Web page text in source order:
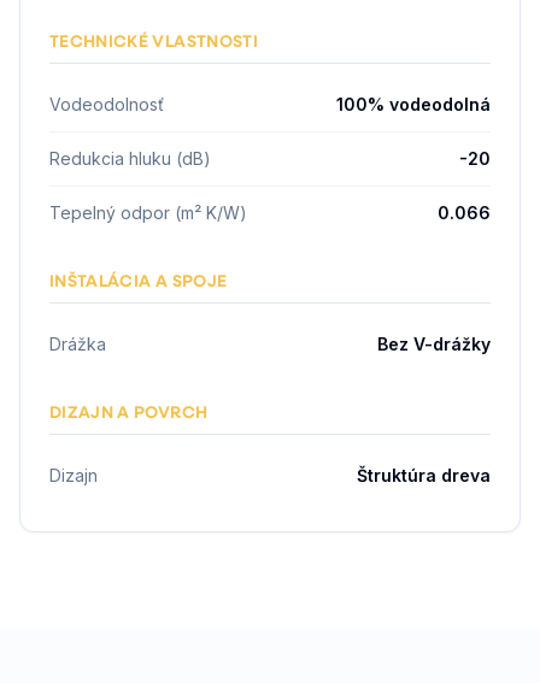
TECHNICKÉ VLASTNOSTI
Vodeodolnosť 100% vodeodolná
Redukcia hluku (dB) -20
Tepelný odpor (m² K/W) 0.066
INŠTALÁCIA A SPOJE
Drážka Bez V-drážky
DIZAJN A POVRCH
Dizajn Štruktúra dreva